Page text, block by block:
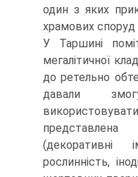
один з яких
храмових споруд
У Таршині
мегалітич­ної
до ретельно
давали
представлена
(декоративні
рослинність,